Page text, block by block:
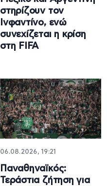
στηρίζουν τον
Ινφαντίνο, ενώ
συνεχίζεται η κρίση
στη FIFA
06.08.2026, 19:21
Παναθηναϊκός:
Τεράστια ζήτηση για